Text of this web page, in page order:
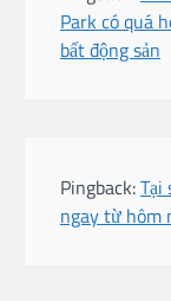
Park có quá
bất động sản
Pingback:Tại
ngay từ hôm